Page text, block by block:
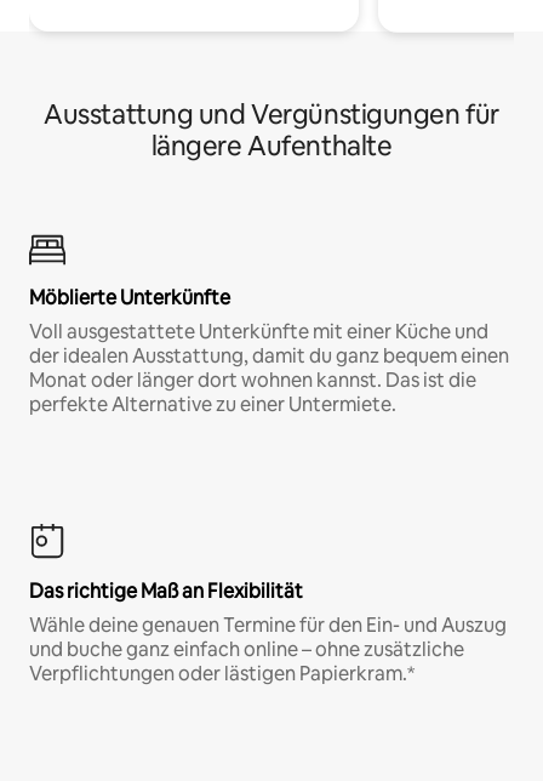
Ausstattung und Vergünstigungen für
längere Aufenthalte
Möblierte Unterkünfte
Voll ausgestattete Unterkünfte mit einer Küche und
der idealen Ausstattung, damit du ganz bequem einen
Monat oder länger dort wohnen kannst. Das ist die
perfekte Alternative zu einer Untermiete.
Das richtige Maß an Flexibilität
Wähle deine genauen Termine für den Ein- und Auszug
und buche ganz einfach online – ohne zusätzliche
Verpflichtungen oder lästigen Papierkram.*